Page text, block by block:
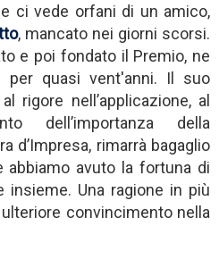
ci vede orfani di un amico,
, mancato nei giorni scorsi.
e poi fondato il Premio, ne
per quasi vent'anni. Il suo
rigore nell’applicazione, al
dell’importanza della
d’Impresa, rimarrà bagaglio
avuto la fortuna di
insieme. Una ragione in più
convincimento nella